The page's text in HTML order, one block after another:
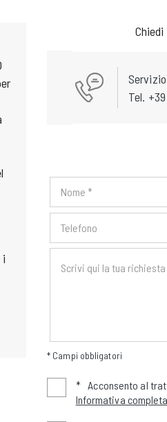
i
Tel.
* Campi obbligatori
* Acconsento al
Informativa completa